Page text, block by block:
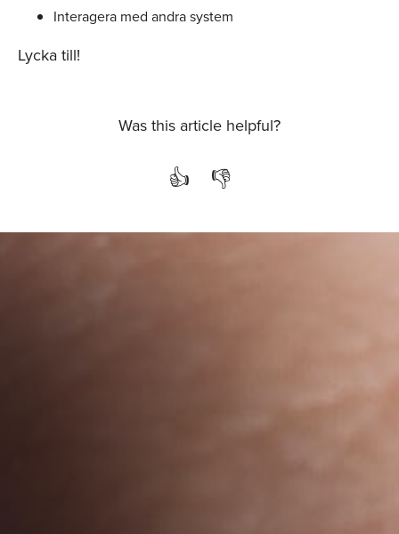
Interagera med andra system
Lycka till!
Was this article helpful?
👍 👎